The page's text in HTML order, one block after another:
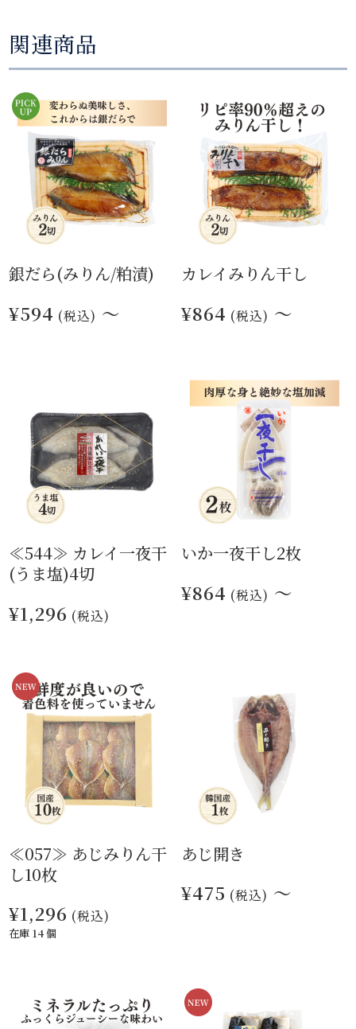
関連商品
銀だら(みりん/粕漬)
¥594 (税込) ～
カレイみりん干し
¥864 (税込) ～
≪544≫ カレイ一夜干
(うま塩)4切
¥1,296 (税込)
いか一夜干し2枚
¥864 (税込) ～
≪057≫ あじみりん干
し10枚
¥1,296 (税込)
在庫 14 個
あじ開き
¥475 (税込) ～